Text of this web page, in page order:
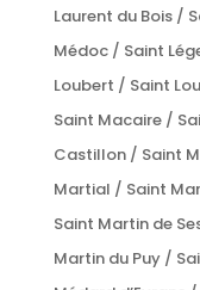
Laurent du Bois /
Médoc / Saint
Loubert / Saint
Saint Macaire /
Castillon / Saint
Martial / Saint
Saint Martin de
Martin du Puy /